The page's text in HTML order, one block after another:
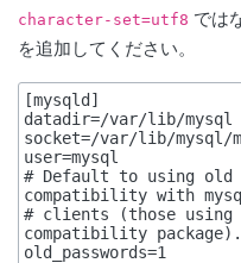
character-set=utf8 では
を追加してください。
[mysqld]
datadir=/var/lib/mysql
socket=/var/lib/mysql/
user=mysql
# Default to using old
compatibility with
# clients (those using
compatibility package).
old_passwords=1